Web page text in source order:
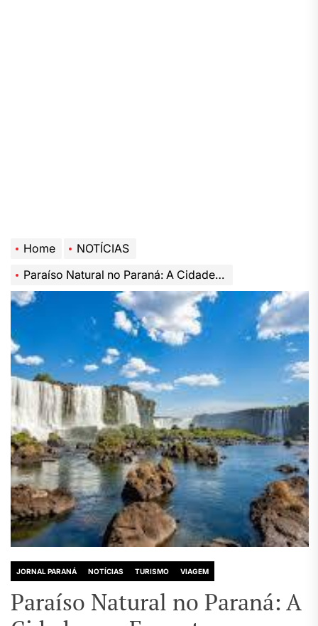
Home
NOTÍCIAS
Paraíso Natural no Paraná: A Cidade que Encanta com Cachoeiras Gigantes e Riqueza Ambiental
JORNAL PARANÁ NOTÍCIAS TURISMO VIAGEM
Paraíso Natural no Paraná: A